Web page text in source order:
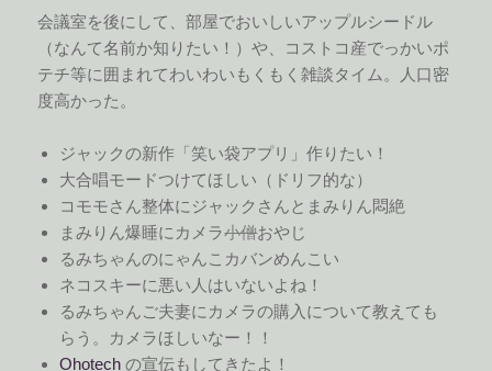
会議室を後にして、部屋でおいしいアップルシードル
（なんて名前か知りたい！）や、コストコ産でっかいポ
テチ等に囲まれてわいわいもくもく雑談タイム。人口密
度高かった。
ジャックの新作「笑い袋アプリ」作りたい！
大合唱モードつけてほしい（ドリフ的な）
コモモさん整体にジャックさんとまみりん悶絶
まみりん爆睡にカメラ小僧おやじ
るみちゃんのにゃんこカバンめんこい
ネコスキーに悪い人はいないよね！
るみちゃんご夫妻にカメラの購入について教えても
らう。カメラほしいなー！！
Ohotech の宣伝もしてきたよ！